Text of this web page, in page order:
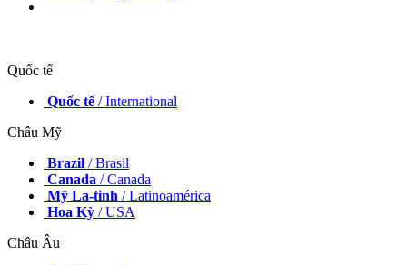
Quốc tế
Quốc tế/ International
Châu Mỹ
Brazil / Brasil
Canada / Canada
Mỹ La-tinh / Latinoamérica
Hoa Kỳ / USA
Châu Âu